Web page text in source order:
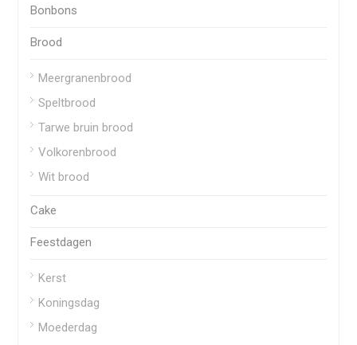
Bonbons
Brood
Meergranenbrood
Speltbrood
Tarwe bruin brood
Volkorenbrood
Wit brood
Cake
Feestdagen
Kerst
Koningsdag
Moederdag